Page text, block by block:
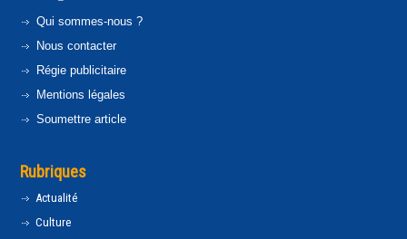
Qui sommes-nous ?
Nous contacter
Régie publicitaire
Mentions légales
Soumettre article
Rubriques
Actualité
Culture